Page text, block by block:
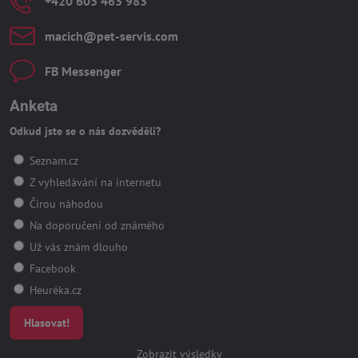
macich​@pet-servis​.com
FB Messenger
Anketa
Odkud jste se o nás dozvěděli?
Seznam.cz
Z vyhledávání na internetu
Čirou náhodou
Na doporučení od známého
Už vás znám dlouho
Facebook
Heuréka.cz
Hlasovat!
Zobrazit výsledky